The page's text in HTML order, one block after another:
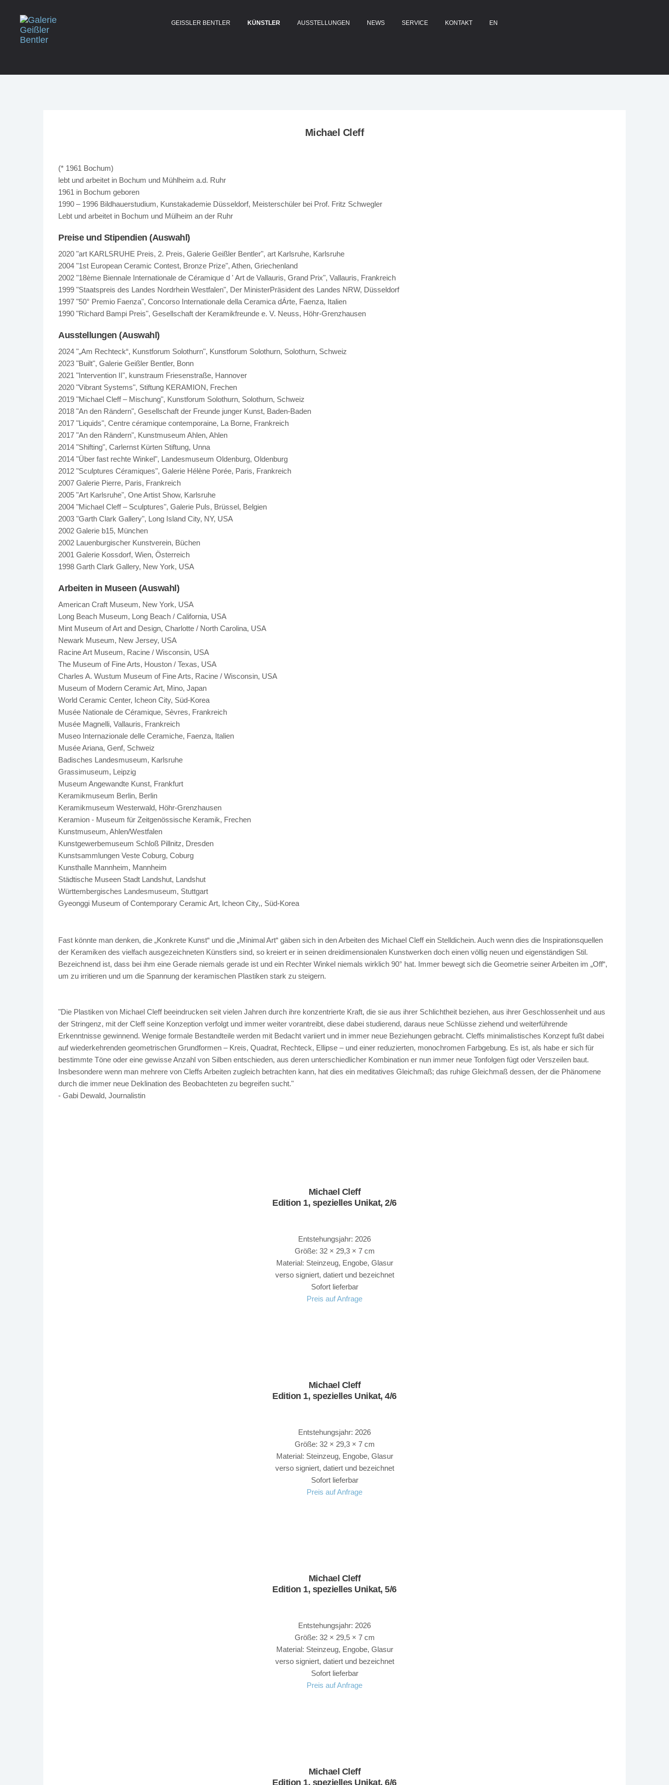
GEISSLER BENTLER KÜNSTLER AUSSTELLUNGEN NEWS SERVICE KONTAKT EN
Michael Cleff
(* 1961 Bochum)
lebt und arbeitet in Bochum und Mühlheim a.d. Ruhr
1961 in Bochum geboren
1990 – 1996 Bildhauerstudium, Kunstakademie Düsseldorf, Meisterschüler bei Prof. Fritz Schwegler
Lebt und arbeitet in Bochum und Mülheim an der Ruhr
Preise und Stipendien (Auswahl)
2020 "art KARLSRUHE Preis, 2. Preis, Galerie Geißler Bentler", art Karlsruhe, Karlsruhe
2004 "1st European Ceramic Contest, Bronze Prize", Athen, Griechenland
2002 "18ème Biennale Internationale de Céramique d ' Art de Vallauris, Grand Prix", Vallauris, Frankreich
1999 "Staatspreis des Landes Nordrhein Westfalen", Der MinisterPräsident des Landes NRW, Düsseldorf
1997 "50° Premio Faenza", Concorso Internationale della Ceramica dÁrte, Faenza, Italien
1990 "Richard Bampi Preis", Gesellschaft der Keramikfreunde e. V. Neuss, Höhr-Grenzhausen
Ausstellungen (Auswahl)
2024 "„Am Rechteck“, Kunstforum Solothurn", Kunstforum Solothurn, Solothurn, Schweiz
2023 "Built", Galerie Geißler Bentler, Bonn
2021 "Intervention II", kunstraum Friesenstraße, Hannover
2020 "Vibrant Systems", Stiftung KERAMION, Frechen
2019 "Michael Cleff – Mischung", Kunstforum Solothurn, Solothurn, Schweiz
2018 "An den Rändern", Gesellschaft der Freunde junger Kunst, Baden-Baden
2017 "Liquids", Centre céramique contemporaine, La Borne, Frankreich
2017 "An den Rändern", Kunstmuseum Ahlen, Ahlen
2014 "Shifting", Carlernst Kürten Stiftung, Unna
2014 "Über fast rechte Winkel", Landesmuseum Oldenburg, Oldenburg
2012 "Sculptures Céramiques", Galerie Hélène Porée, Paris, Frankreich
2007 Galerie Pierre, Paris, Frankreich
2005 "Art Karlsruhe", One Artist Show, Karlsruhe
2004 "Michael Cleff – Sculptures", Galerie Puls, Brüssel, Belgien
2003 "Garth Clark Gallery", Long Island City, NY, USA
2002 Galerie b15, München
2002 Lauenburgischer Kunstverein, Büchen
2001 Galerie Kossdorf, Wien, Österreich
1998 Garth Clark Gallery, New York, USA
Arbeiten in Museen (Auswahl)
American Craft Museum, New York, USA
Long Beach Museum, Long Beach / California, USA
Mint Museum of Art and Design, Charlotte / North Carolina, USA
Newark Museum, New Jersey, USA
Racine Art Museum, Racine / Wisconsin, USA
The Museum of Fine Arts, Houston / Texas, USA
Charles A. Wustum Museum of Fine Arts, Racine / Wisconsin, USA
Museum of Modern Ceramic Art, Mino, Japan
World Ceramic Center, Icheon City, Süd-Korea
Musée Nationale de Céramique, Sèvres, Frankreich
Musée Magnelli, Vallauris, Frankreich
Museo Internazionale delle Ceramiche, Faenza, Italien
Musée Ariana, Genf, Schweiz
Badisches Landesmuseum, Karlsruhe
Grassimuseum, Leipzig
Museum Angewandte Kunst, Frankfurt
Keramikmuseum Berlin, Berlin
Keramikmuseum Westerwald, Höhr-Grenzhausen
Keramion - Museum für Zeitgenössische Keramik, Frechen
Kunstmuseum, Ahlen/Westfalen
Kunstgewerbemuseum Schloß Pillnitz, Dresden
Kunstsammlungen Veste Coburg, Coburg
Kunsthalle Mannheim, Mannheim
Städtische Museen Stadt Landshut, Landshut
Württembergisches Landesmuseum, Stuttgart
Gyeonggi Museum of Contemporary Ceramic Art, Icheon City,, Süd-Korea
Fast könnte man denken, die „Konkrete Kunst“ und die „Minimal Art“ gäben sich in den Arbeiten des Michael Cleff ein Stelldichein. Auch wenn dies die Inspirationsquellen
der Keramiken des vielfach ausgezeichneten Künstlers sind, so kreiert er in seinen dreidimensionalen Kunstwerken doch einen völlig neuen und eigenständigen Stil.
Bezeichnend ist, dass bei ihm eine Gerade niemals gerade ist und ein Rechter Winkel niemals wirklich 90° hat. Immer bewegt sich die Geometrie seiner Arbeiten im „Off“,
um zu irritieren und um die Spannung der keramischen Plastiken stark zu steigern.
"Die Plastiken von Michael Cleff beeindrucken seit vielen Jahren durch ihre konzentrierte Kraft, die sie aus ihrer Schlichtheit beziehen, aus ihrer Geschlossenheit und aus
der Stringenz, mit der Cleff seine Konzeption verfolgt und immer weiter vorantreibt, diese dabei studierend, daraus neue Schlüsse ziehend und weiterführende
Erkenntnisse gewinnend. Wenige formale Bestandteile werden mit Bedacht variiert und in immer neue Beziehungen gebracht. Cleffs minimalistisches Konzept fußt dabei
auf wiederkehrenden geometrischen Grundformen – Kreis, Quadrat, Rechteck, Ellipse – und einer reduzierten, monochromen Farbgebung. Es ist, als habe er sich für
bestimmte Töne oder eine gewisse Anzahl von Silben entschieden, aus deren unterschiedlicher Kombination er nun immer neue Tonfolgen fügt oder Verszeilen baut.
Insbesondere wenn man mehrere von Cleffs Arbeiten zugleich betrachten kann, hat dies ein meditatives Gleichmaß; das ruhige Gleichmaß dessen, der die Phänomene
durch die immer neue Deklination des Beobachteten zu begreifen sucht."
- Gabi Dewald, Journalistin
Michael Cleff
Edition 1, spezielles Unikat, 2/6
Entstehungsjahr: 2026
Größe: 32 × 29,3 × 7 cm
Material: Steinzeug, Engobe, Glasur
verso signiert, datiert und bezeichnet
Sofort lieferbar
Preis auf Anfrage
Michael Cleff
Edition 1, spezielles Unikat, 4/6
Entstehungsjahr: 2026
Größe: 32 × 29,3 × 7 cm
Material: Steinzeug, Engobe, Glasur
verso signiert, datiert und bezeichnet
Sofort lieferbar
Preis auf Anfrage
Michael Cleff
Edition 1, spezielles Unikat, 5/6
Entstehungsjahr: 2026
Größe: 32 × 29,5 × 7 cm
Material: Steinzeug, Engobe, Glasur
verso signiert, datiert und bezeichnet
Sofort lieferbar
Preis auf Anfrage
Michael Cleff
Edition 1, spezielles Unikat, 6/6